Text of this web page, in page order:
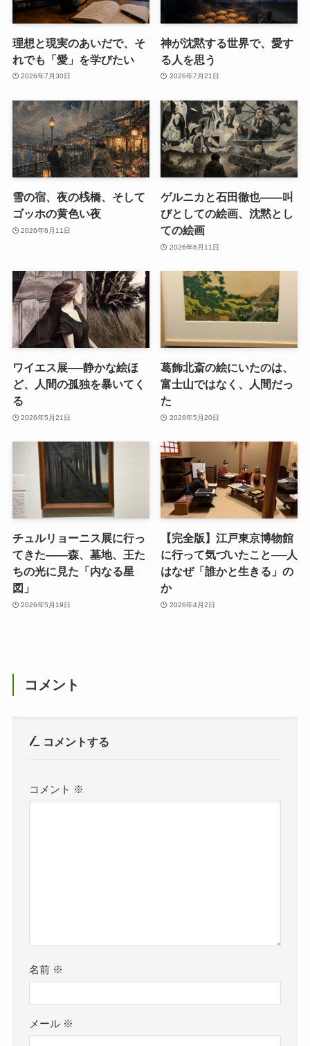
理想と現実のあいだで、そ
れでも「愛」を学びたい
2026年7月30日
神が沈黙する世界で、愛す
る人を思う
2026年7月21日
雪の宿、夜の桟橋、そして
ゴッホの黄色い夜
2026年6月11日
ゲルニカと石田徹也――叫
びとしての絵画、沈黙とし
ての絵画
2026年6月11日
ワイエス展──静かな絵ほ
ど、人間の孤独を暴いてく
る
2026年5月21日
葛飾北斎の絵にいたのは、
富士山ではなく、人間だっ
た
2026年5月20日
チュルリョーニス展に行っ
てきた――森、墓地、王た
ちの光に見た「内なる星
図」
2026年5月19日
【完全版】江戸東京博物館
に行って気づいたこと──人
はなぜ「誰かと生きる」の
か
2026年4月2日
コメント
コメントする
コメント ※
名前 ※
メール ※